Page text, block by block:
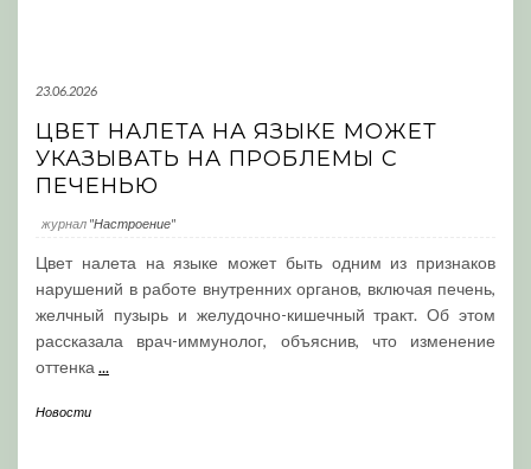
23.06.2026
ЦВЕТ НАЛЕТА НА ЯЗЫКЕ МОЖЕТ
УКАЗЫВАТЬ НА ПРОБЛЕМЫ С
ПЕЧЕНЬЮ
журнал "Настроение"
Цвет налета на языке может быть одним из признаков
нарушений в работе внутренних органов, включая печень,
желчный пузырь и желудочно-кишечный тракт. Об этом
рассказала врач-иммунолог, объяснив, что изменение
оттенка ...
Новости